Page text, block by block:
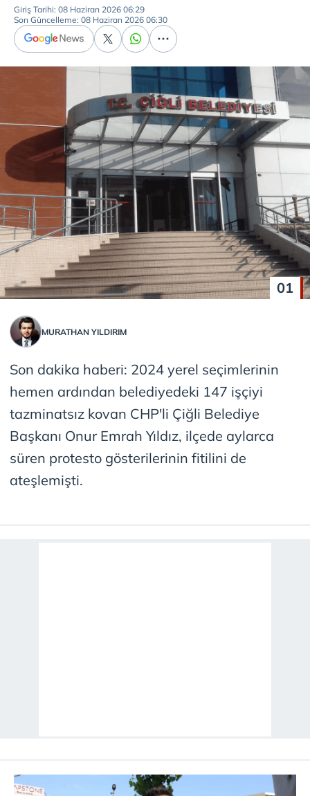
Giriş Tarihi: 08 Haziran 2026 06:29
Son Güncelleme: 08 Haziran 2026 06:30
01
MURATHAN YILDIRIM
Son dakika haberi: 2024 yerel seçimlerinin
hemen ardından belediyedeki 147 işçiyi
tazminatsız kovan CHP'li Çiğli Belediye
Başkanı Onur Emrah Yıldız, ilçede aylarca
süren protesto gösterilerinin fitilini de
ateşlemişti.